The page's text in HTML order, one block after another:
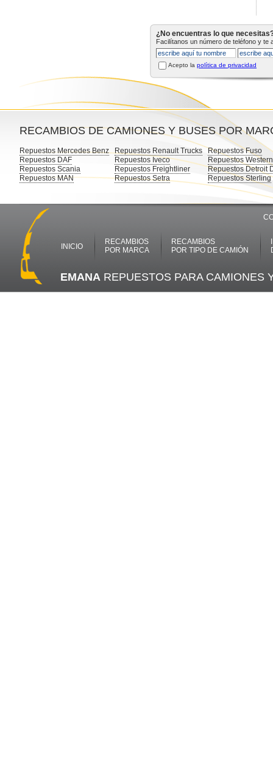
¿No encuentras lo que
Facilítanos un número de teléfono y te
Acepto la política de privacidad
RECAMBIOS DE CAMIONES Y BUSES POR
Repuestos Mercedes Benz
Repuestos DAF
Repuestos Scania
Repuestos MAN
Repuestos Renault Trucks
Repuestos Iveco
Repuestos Freightliner
Repuestos Setra
Repuestos Fuso
Repuestos
Repuestos Detroit
Repuestos Sterling
INICIO
RECAMBIOS
POR MARCA
RECAMBIOS
POR TIPO DE CAMIÓN
EMANA REPUESTOS PARA CAMIONES